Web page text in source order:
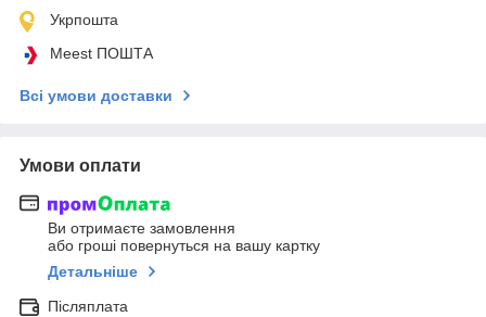
Укрпошта
Meest ПОШТА
Всі умови доставки
Умови оплати
Ви отримаєте замовлення
або гроші повернуться на вашу картку
Детальніше
Післяплата